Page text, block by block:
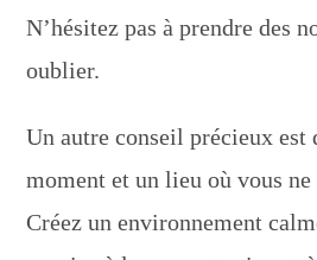
N’hésitez pas à prendre des
oublier.
Un autre conseil précieux est
moment et un lieu où vous ne
Créez un environnement